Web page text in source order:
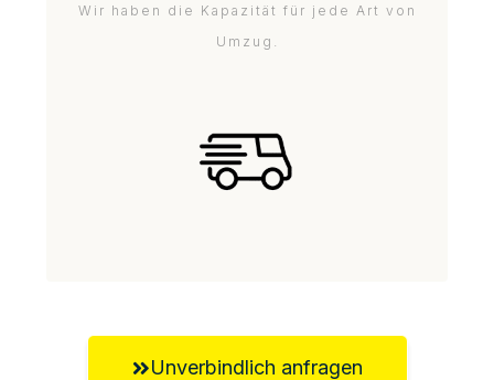
Wir haben die Kapazität für jede Art von
Umzug.
Unverbindlich anfragen